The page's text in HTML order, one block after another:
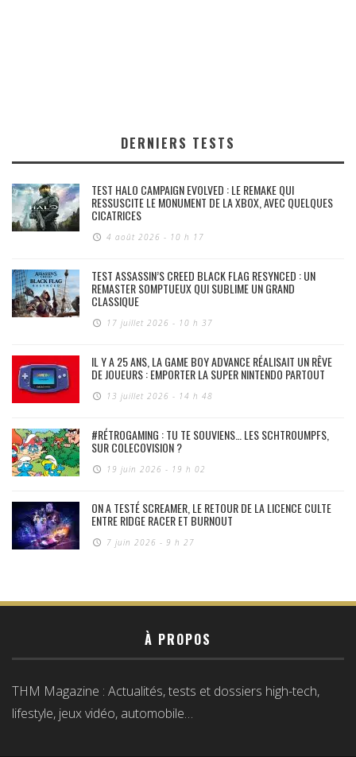
DERNIERS TESTS
TEST HALO CAMPAIGN EVOLVED : LE REMAKE QUI
RESSUSCITE LE MONUMENT DE LA XBOX, AVEC QUELQUES
CICATRICES
4 août 2026 - 10 h 17
TEST ASSASSIN’S CREED BLACK FLAG RESYNCED : UN
REMASTER SOMPTUEUX QUI SUBLIME UN GRAND
CLASSIQUE
17 juillet 2026 - 10 h 37
IL Y A 25 ANS, LA GAME BOY ADVANCE RÉALISAIT UN RÊVE
DE JOUEURS : EMPORTER LA SUPER NINTENDO PARTOUT
13 juillet 2026 - 14 h 48
#RÉTROGAMING : TU TE SOUVIENS… LES SCHTROUMPFS,
SUR COLECOVISION ?
19 juin 2026 - 19 h 02
ON A TESTÉ SCREAMER, LE RETOUR DE LA LICENCE CULTE
ENTRE RIDGE RACER ET BURNOUT
7 juin 2026 - 9 h 27
À PROPOS
THM Magazine : Actualités, tests et dossiers high-tech,
lifestyle, jeux vidéo, automobile…